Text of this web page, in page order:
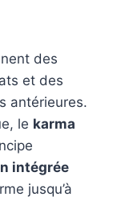
des
et des
antérieures.
le karma
intégrée
jusqu’à